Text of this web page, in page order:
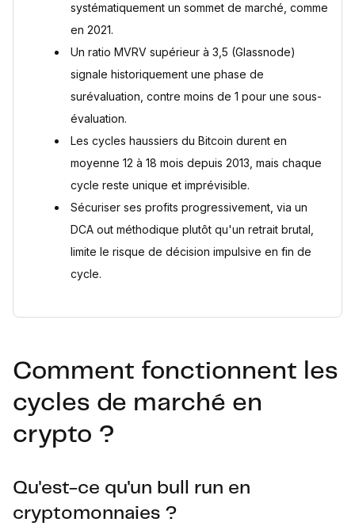
systématiquement un sommet de marché, comme
en 2021.
Un ratio MVRV supérieur à 3,5 (Glassnode)
signale historiquement une phase de
surévaluation, contre moins de 1 pour une sous-
évaluation.
Les cycles haussiers du Bitcoin durent en
moyenne 12 à 18 mois depuis 2013, mais chaque
cycle reste unique et imprévisible.
Sécuriser ses profits progressivement, via un
DCA out méthodique plutôt qu'un retrait brutal,
limite le risque de décision impulsive en fin de
cycle.
Comment fonctionnent les
cycles de marché en
crypto ?
Qu'est-ce qu'un bull run en
cryptomonnaies ?